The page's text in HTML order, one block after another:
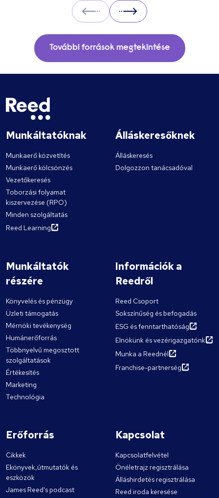
Prev Next
További források megtekintése
Munkáltatóknak
Munkaerő közvetítés
Munkaerő kölcsönzés
Vezetőkeresés
Toborzási folyamat
kiszervezése (RPO)
Minden szolgáltatás
Reed Learning
Álláskeresőknek
Álláskeresés
Dolgozzon tanácsadóval
Munkáltatók
részére
Könyvelés és pénzügy
Üzleti támogatás
Mérnöki tevékenység
Humánerőforrás
Többnyelvű megosztott
szolgáltatások
Értékesítés
Marketing
Technológia
Információk a
Reedről
Reed Csoport
Sokszínűség és befogadás
ESG és fenntarthatóság
Elnökünk és vezérigazgatónk
Munka a Reednél
Franchise-partnerség
Erőforrás
Cikkek
Ekönyvek,útmutatók és
eszközök
James Reed's podcast
Kapcsolat
Kapcsolatfelvétel
Önéletrajz regisztrálása
Álláshirdetés regisztrálása
Reed iroda keresése